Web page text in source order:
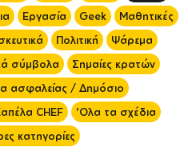
Εργασία Geek
Μαθητικές
Πολιτική
Ψάρεμα
σύμβολα
Σημαίες κρατών
ασφαλείας / Δημόσιο
CHEF
'Ολα τα σχέδια
κατηγορίες